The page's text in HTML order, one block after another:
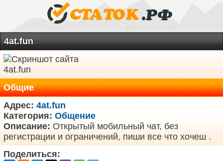
4at.fun
Общие
Адрес: 4at.fun
Категория: Общение
Описание: Открытый мобильный чат, без
регистрации и ограничений, пиши все что хочеш .
Поделиться: